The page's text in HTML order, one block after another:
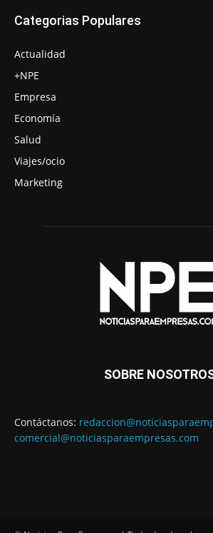
Categorias Populares
Actualidad
+NPE
Empresa
Economía
Salud
Viajes/ocio
Marketing
SOBRE
Contáctanos:
comercial@noticiasparaempresas.com